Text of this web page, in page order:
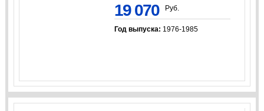
19 070 Руб.
Год выпуска: 1976-1985